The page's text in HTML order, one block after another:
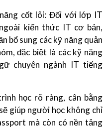
cốt lõi: Đối với lớp IT
kiến thức IT cơ bản,
bổ sung các kỹ năng quản
đặc biệt là các kỹ năng
chuyên ngành IT tiếng
học rõ ràng, cân bằng
giúp người học không chỉ
mà còn có nền tảng